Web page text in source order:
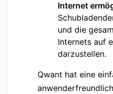
Internet
und die
Internets auf
darzustellen.
Qwant hat eine